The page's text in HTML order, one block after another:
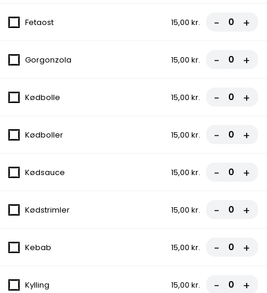
11. Vegetariana
fra 100,00 kr.
12. First Food
fra 85,00 kr.
13. Italiana
fra 90,00 kr.
14. Gourmet
fra 100,00 kr.
Fetaost 15,00 kr. - +
Gorgonzola 15,00 kr. - +
Kødbolle 15,00 kr. - +
Kødboller 15,00 kr. - +
Kødsauce 15,00 kr. - +
Kødstrimler 15,00 kr. - +
Kebab 15,00 kr. - +
Kylling 15,00 kr. - +